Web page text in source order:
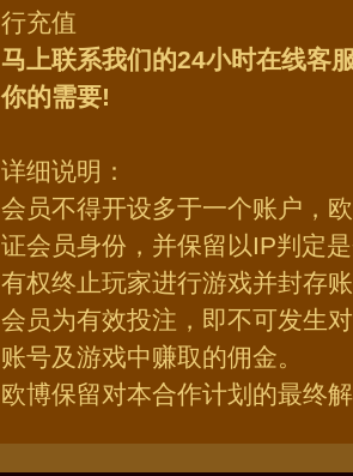
行充值
马上联系我们的24小时在线客
你的需要!
详细说明：
会员不得开设多于一个账户，
证会员身份，并保留以IP判定
有权终止玩家进行游戏并封存
会员为有效投注，即不可发生
账号及游戏中赚取的佣金。
欧博保留对本合作计划的最终